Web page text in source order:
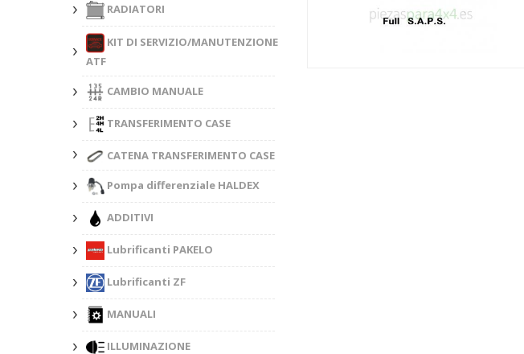
RADIATORI
KIT DI SERVIZIO/MANUTENZIONE
ATF
CAMBIO MANUALE
TRANSFERIMENTO CASE
CATENA TRANSFERIMENTO CASE
Pompa differenziale HALDEX
ADDITIVI
Lubrificanti PAKELO
Lubrificanti ZF
MANUALI
ILLUMINAZIONE